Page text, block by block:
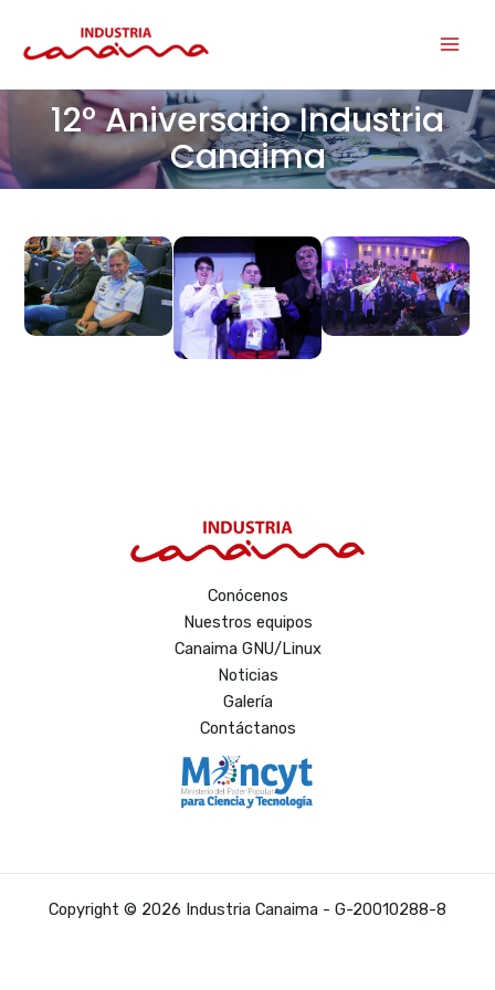
contenido
12° Aniversario Industria
Canaima
Conócenos
Nuestros equipos
Canaima GNU/Linux
Noticias
Galería
Contáctanos
Copyright © 2026 Industria Canaima - G-20010288-8